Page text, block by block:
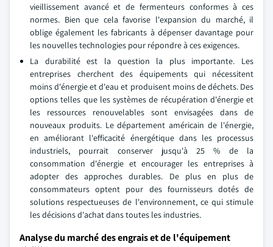
vieillissement avancé et de fermenteurs conformes à ces
normes. Bien que cela favorise l'expansion du marché, il
oblige également les fabricants à dépenser davantage pour
les nouvelles technologies pour répondre à ces exigences.
La durabilité est la question la plus importante. Les
entreprises cherchent des équipements qui nécessitent
moins d'énergie et d'eau et produisent moins de déchets. Des
options telles que les systèmes de récupération d'énergie et
les ressources renouvelables sont envisagées dans de
nouveaux produits. Le département américain de l'énergie,
en améliorant l'efficacité énergétique dans les processus
industriels, pourrait conserver jusqu'à 25 % de la
consommation d'énergie et encourager les entreprises à
adopter des approches durables. De plus en plus de
consommateurs optent pour des fournisseurs dotés de
solutions respectueuses de l'environnement, ce qui stimule
les décisions d'achat dans toutes les industries.
Analyse du marché des engrais et de l'équipement